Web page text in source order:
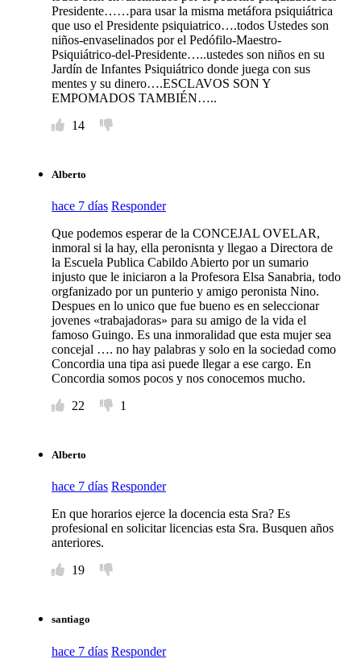
Presidente……para usar la misma metáfora psiquiátrica
que uso el Presidente psiquiatrico….todos Ustedes son
niños-envaselinados por el Pedófilo-Maestro-
Psiquiátrico-del-Presidente…..ustedes son niños en su
Jardín de Infantes Psiquiátrico donde juega con sus
mentes y su dinero….ESCLAVOS SON Y
EMPOMADOS TAMBIÉN…..
14
Alberto
hace 7 días Responder
Que podemos esperar de la CONCEJAL OVELAR,
inmoral si la hay, ella peronisnta y llegao a Directora de
la Escuela Publica Cabildo Abierto por un sumario
injusto que le iniciaron a la Profesora Elsa Sanabria, todo
orgfanizado por un punterio y amigo peronista Nino.
Despues en lo unico que fue bueno es en seleccionar
jovenes «trabajadoras» para su amigo de la vida el
famoso Guingo. Es una inmoralidad que esta mujer sea
concejal …. no hay palabras y solo en la sociedad como
Concordia una tipa asi puede llegar a ese cargo. En
Concordia somos pocos y nos conocemos mucho.
22
1
Alberto
hace 7 días Responder
En que horarios ejerce la docencia esta Sra? Es
profesional en solicitar licencias esta Sra. Busquen años
anteriores.
19
santiago
hace 7 días Responder